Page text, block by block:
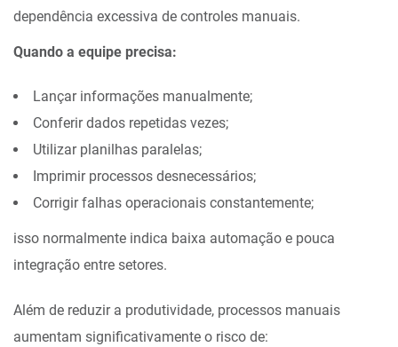
dependência excessiva de controles manuais.
Quando a equipe precisa:
Lançar informações manualmente;
Conferir dados repetidas vezes;
Utilizar planilhas paralelas;
Imprimir processos desnecessários;
Corrigir falhas operacionais constantemente;
isso normalmente indica baixa automação e pouca
integração entre setores.
Além de reduzir a produtividade, processos manuais
aumentam significativamente o risco de: